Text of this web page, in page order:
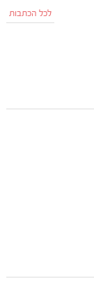
לכל הכתבות